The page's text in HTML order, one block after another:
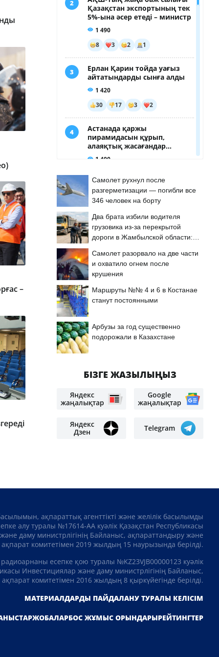
–
Самолет рухнул после
разгерметизации — погибли все
346 человек на борту
Два брата избили водителя
грузовика из-за перекрытой
дороги в Жамбылской области:
Самолет разорвало на две части
и охватило огнем после
крушения
Маршруты №№ 4 и 6 в Костанае
станут постоянными
Арбузы за год существенно
подорожали в Казахстане
БІЗГЕ ЖАЗЫЛЫҢЫЗ
Яндекс
жаңалықтар
Google
жаңалықтар
Яндекс
Дзен
Telegram
ақпараттық агенттікті және желілік басылымды
алу туралы №17614-АА куәлік Қазақстан Республикасы
даму министрлігінің Байланыс, ақпараттандыру және
ақпарат комитетімен 2019 жылдың 15 наурызында берілді.
есепке қою туралы №KZ23VJB00000123 куәлік
Инвестициялар және даму министрлігінің Байланыс,
комитетімен 2016 жылдың 8 қыркүйегінде берілді.
МАТЕРИАЛДАРДЫ ПАЙДАЛАНУ ТУРАЛЫ КЕЛІСІМ
ЖОБАЛАРБОС ЖҰМЫС ОРЫНДАРЫРЕЙТИНГТЕР